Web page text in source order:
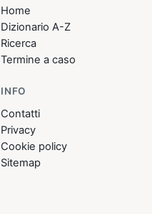
Home
Dizionario A-Z
Ricerca
Termine a caso
INFO
Contatti
Privacy
Cookie policy
Sitemap